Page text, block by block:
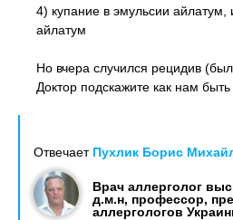
4) купание в эмульсии
айлатум
Но вчера случился рецидив
Доктор подскажите как нам
Отвечает Пухлик Борис
Врач аллерголог
д.м.н, профессор,
аллергологов